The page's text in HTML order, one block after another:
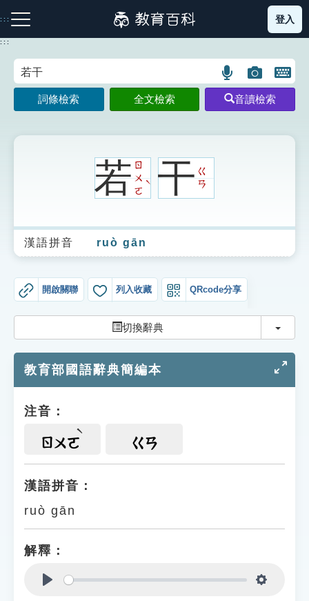
到
主
:::
注音索引圖示 筆畫索引圖示 部首索引表圖示
生字詞彙表
成語故事
索引選單
單字索引
遊戲專區
貓頭鷹博士
登入
:::
語
言
搜
圖
片
搜
開
鍵
圖
詞條檢索 全文檢索 音讀檢索
若ㄖ
ㄨ
ㄛ
ˋ 干ㄍ
ㄢ
漢語拼音 ruò gān
開啟關聯 列入收藏 QRcode分享
切換辭典 切換
教育部國語辭典簡編本
注音：
ㄖㄨㄛ ㄍㄢ
漢語拼音：
ruò gān
解釋：